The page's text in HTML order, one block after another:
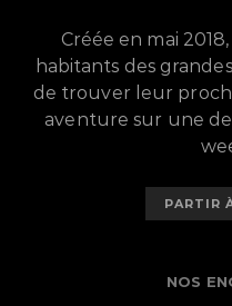
Créée en mai
habitants des
de trouver leur
aventure sur une
PARTIR
NOS